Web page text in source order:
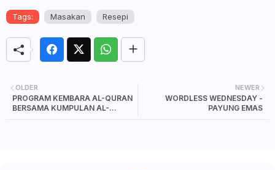
Tags: Masakan Resepi
NEWER
WORDLESS WEDNESDAY -
PAYUNG EMAS
OLDER
PROGRAM KEMBARA AL-QURAN
BERSAMA KUMPULAN AL-